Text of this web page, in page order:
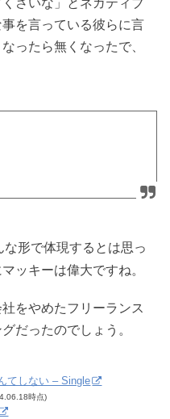
さいな」とネガティブ
を言っている彼らに言
ったら無くなったで、
な形で体現するとは思っ
ッキーは偉大ですね。
をやめたフリーランス
だったのでしょう。
てしない – Single
時点)